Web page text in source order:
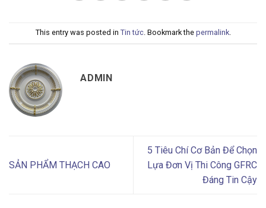
This entry was posted in Tin tức. Bookmark the permalink.
ADMIN
SẢN PHẨM THẠCH CAO
5 Tiêu Chí Cơ Bản Để Chọn
Lựa Đơn Vị Thi Công GFRC
Đáng Tin Cậy